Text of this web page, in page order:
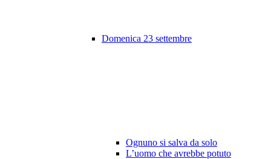
Domenica 23 settembre
Ognuno si salva da solo
L’uomo che avrebbe potuto